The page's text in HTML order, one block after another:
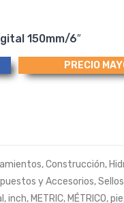
150mm/6″
PRECIO
,Construcción,
y Accesorios,Sellos
,inch, METRIC, MÉTRICO,pie